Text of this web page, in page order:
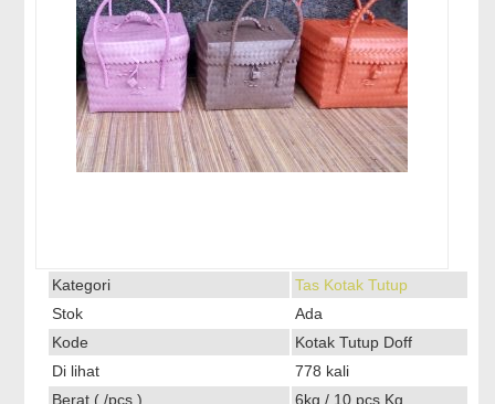
Kategori
Tas Kotak Tutup
Stok
Ada
Kode
Kotak Tutup Doff
Di lihat
778 kali
Berat ( /pcs )
6kg / 10 pcs Kg